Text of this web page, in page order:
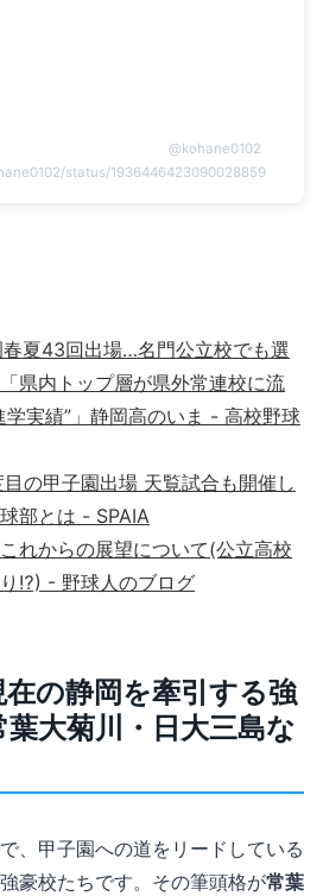
@kohane0102
status/1936446423090028859
夏43回出場…名門公立校でも選
県内トップ層が県外常連校に流
学実績”」静岡高のいま - 高校野球
の甲子園出場 天覧試合も開催し
部とは - SPAIA
れからの展望について(公立高校
⁉) - 野球人のブログ
在の静岡を牽引する強
大菊川・日大三島な
、甲子園への道をリードしている
豪校たちです。その筆頭格が常葉